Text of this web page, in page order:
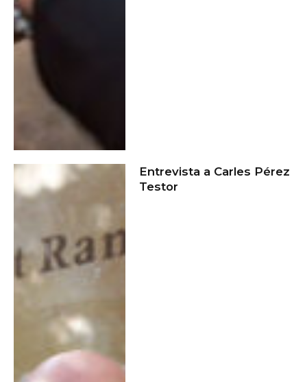
Entrevista a Carles Pérez
Testor